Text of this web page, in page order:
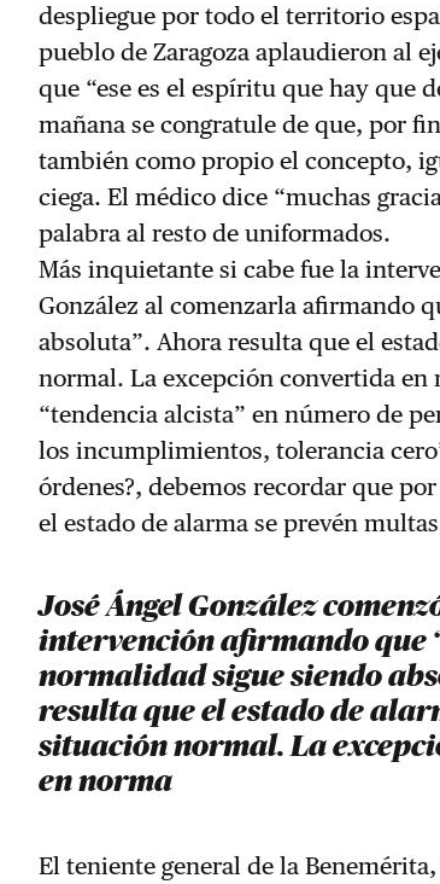
despliegue por todo el territorio
pueblo de Zaragoza aplaudieron al
que “ese es el espíritu que hay que
mañana se congratule de que, por
también como propio el concepto,
ciega. El médico dice “muchas
palabra al resto de uniformados.
Más inquietante si cabe fue la
González al comenzarla afirmando
absoluta”. Ahora resulta que el
normal. La excepción convertida en
“tendencia alcista” en número de
los incumplimientos, tolerancia
órdenes?, debemos recordar que
el estado de alarma se prevén
José Ángel González
intervención afirmando que
normalidad sigue siendo
resulta que el estado de
situación normal. La
en norma
El teniente general de la